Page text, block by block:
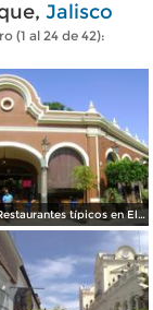
Jalisco
(1 al 24 de 42):
Restaurantes típicos en El Parián. Tlaquepaque. Octubre/2011